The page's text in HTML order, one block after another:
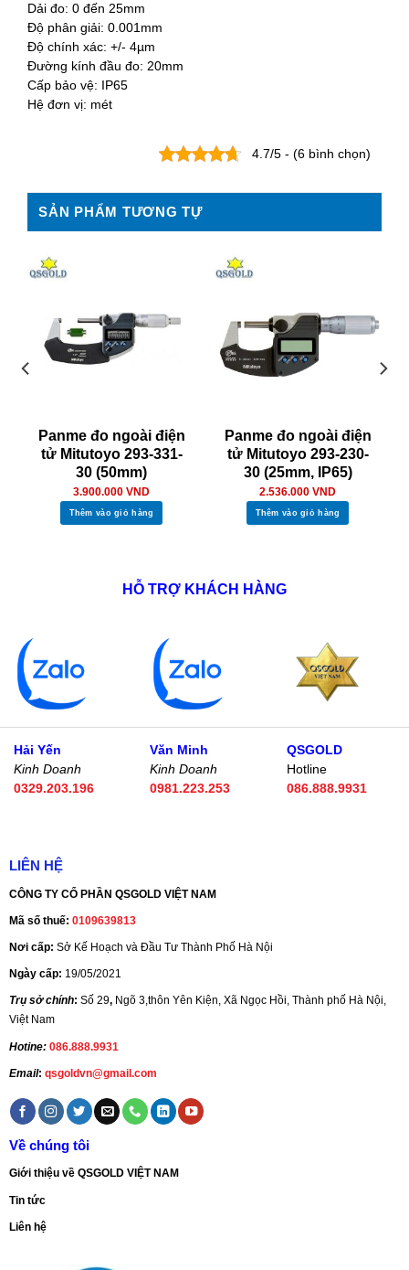
Dải đo: 0 đến 25mm
Độ phân giải: 0.001mm
Độ chính xác: +/- 4µm
Đường kính đầu đo: 20mm
Cấp bảo vệ: IP65
Hệ đơn vị: mét
4.7/5 - (6 bình chọn)
SẢN PHẨM TƯƠNG TỰ
Panme đo ngoài điện
tử Mitutoyo 293-331-
30 (50mm)
3.900.000 VND
Thêm vào giỏ hàng
Panme đo ngoài điện
tử Mitutoyo 293-230-
30 (25mm, IP65)
2.536.000 VND
Thêm vào giỏ hàng
HỖ TRỢ KHÁCH HÀNG
Hải Yến
Kinh Doanh
0329.203.196
Văn Minh
Kinh Doanh
0981.223.253
QSGOLD
Hotline
086.888.9931
LIÊN HỆ
CÔNG TY CỔ PHẦN QSGOLD VIỆT NAM
Mã số thuế: 0109639813
Nơi cấp: Sở Kế Hoạch và Đầu Tư Thành Phố Hà Nội
Ngày cấp: 19/05/2021
Trụ sở chính: Số 29, Ngõ 3,thôn Yên Kiện, Xã Ngọc Hồi, Thành phố Hà Nội,
Việt Nam
Hotine: 086.888.9931
Email: qsgoldvn@gmail.com
Về chúng tôi
Giới thiệu về QSGOLD VIỆT NAM
Tin tức
Liên hệ